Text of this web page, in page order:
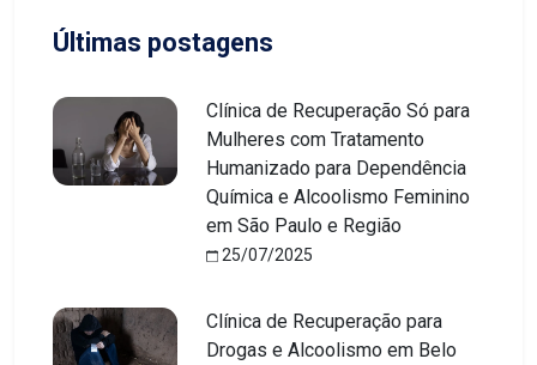
Últimas postagens
Clínica de Recuperação Só para
Mulheres com Tratamento
Humanizado para Dependência
Química e Alcoolismo Feminino
em São Paulo e Região
25/07/2025
Clínica de Recuperação para
Drogas e Alcoolismo em Belo